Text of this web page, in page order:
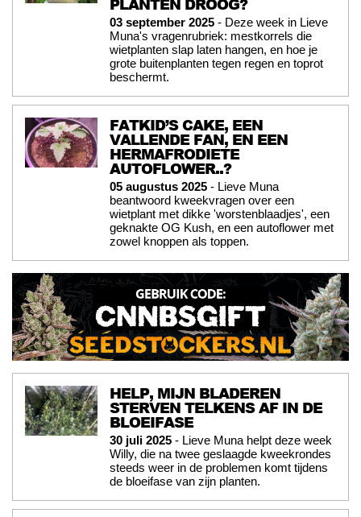
03 september 2025 - Deze week in Lieve
Muna's vragenrubriek: mestkorrels die
wietplanten slap laten hangen, en hoe je
grote buitenplanten tegen regen en toprot
beschermt.
FATKID’S CAKE, EEN
VALLENDE FAN, EN EEN
HERMAFRODIETE
AUTOFLOWER..?
05 augustus 2025 - Lieve Muna
beantwoord kweekvragen over een
wietplant met dikke 'worstenblaadjes', een
geknakte OG Kush, en een autoflower met
zowel knoppen als toppen.
HELP, MIJN BLADEREN
STERVEN TELKENS AF IN DE
BLOEIFASE
30 juli 2025 - Lieve Muna helpt deze week
Willy, die na twee geslaagde kweekrondes
steeds weer in de problemen komt tijdens
de bloeifase van zijn planten.